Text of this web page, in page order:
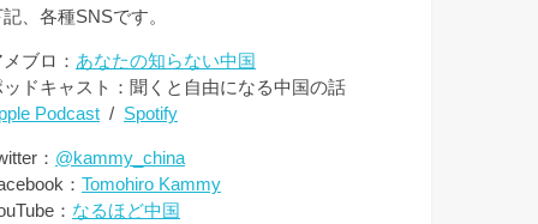
、各種SNSです。
ブロ： あなたの知らない中国
ッドキャスト：聞くと自由になる中国の話
Podcast / Spotify
： @kammy_china
： Tomohiro Kammy
： なるほど中国